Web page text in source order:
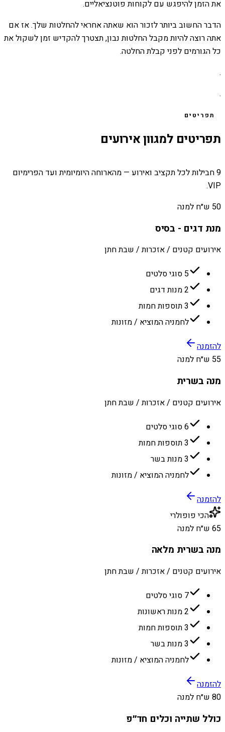
את הזמן להיפגש עם לקוחות פוטנציאליים.
הדבר החשוב ביותר לזכור הוא שאתה אחראי להחלטות שלך. אז אם
אתה רוצה להיות מקבל החלטות נבון, תצטרך להקדיש זמן לשקול את
כל הגורמים לפני קבלת החלטה.
.
.
תפריטים
תפריטים למגוון אירועים
9 חבילות לכל תקציב ואירוע — מהארוחה היומיומית ועד הפרימיום
VIP.
50 ש״ח למנה
מנת דגים - בסיס
אירועים קטנים / אזכרות / שבת חתן
5 סוגי סלטים
2 מנות דגים
3 תוספות חמות
לחמניה המוציא / מזונות
להזמנה
55 ש״ח למנה
מנה בשרית
אירועים קטנים / אזכרות / שבת חתן
6 סוגי סלטים
3 תוספות חמות
3 מנות בשר
לחמניה המוציא / מזונות
להזמנה
הכי פופולרי
65 ש״ח למנה
מנה בשרית מלאה
אירועים קטנים / אזכרות / שבת חתן
7 סוגי סלטים
2 מנות ראשונות
3 תוספות חמות
3 מנות בשר
לחמניה המוציא / מזונות
להזמנה
80 ש״ח למנה
כולל שתייה וכלים חד״פ